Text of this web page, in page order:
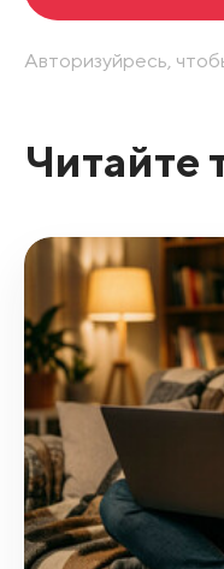
Авторизуйресь,
Читайте